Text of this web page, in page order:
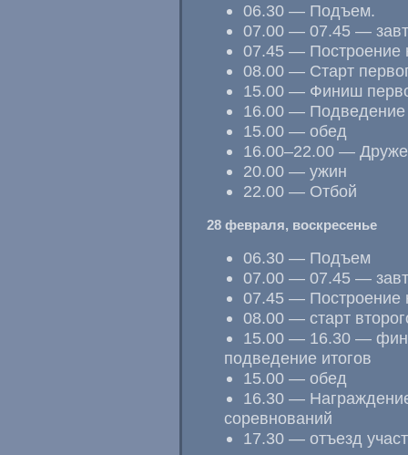
06.30 — Подъем.
07.00 — 07.45 —
07.45 — Построение
08.00 — Старт
15.00 — Финиш
16.00 — Подведение
15.00 — обед
16.00–22.00 —
20.00 — ужин
22.00 — Отбой
28 февраля, воскресенье
06.30 — Подъем
07.00 — 07.45 —
07.45 — Построение
08.00 — старт
15.00 — 16.30 —
подведение итогов
15.00 — обед
16.30 —
соревнований
17.30 — отъезд